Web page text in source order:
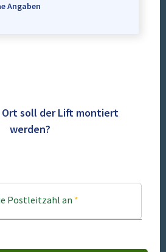
Angaben
Ort soll der Lift montiert
werden?
Postleitzahl an *